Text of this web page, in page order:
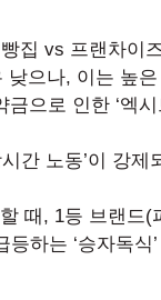
집 vs 프랜차이
낮으나, 이는 높은
으로 인한 ‘엑시
간 노동’이 강제
때, 1등 브랜드(
하는 ‘승자독식